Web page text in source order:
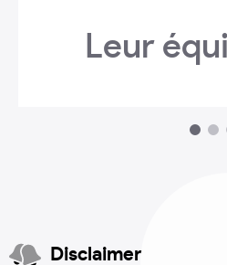
Leur
1 2
Disclaimer